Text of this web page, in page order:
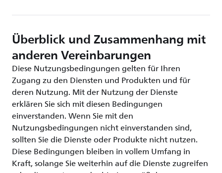
Überblick und Zusammenhang mit
anderen Vereinbarungen
Diese Nutzungsbedingungen gelten für Ihren
Zugang zu den Diensten und Produkten und für
deren Nutzung. Mit der Nutzung der Dienste
erklären Sie sich mit diesen Bedingungen
einverstanden. Wenn Sie mit den
Nutzungsbedingungen nicht einverstanden sind,
sollten Sie die Dienste oder Produkte nicht nutzen.
Diese Bedingungen bleiben in vollem Umfang in
Kraft, solange Sie weiterhin auf die Dienste zugreifen